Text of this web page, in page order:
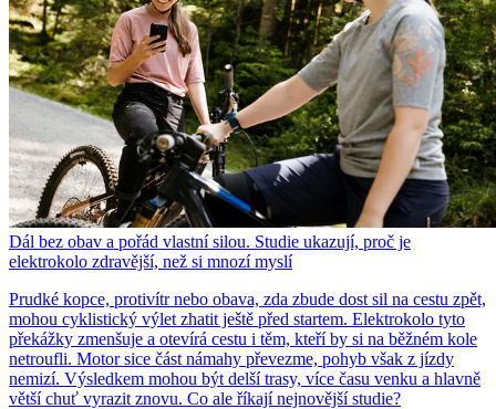
Dál bez obav a pořád vlastní silou. Studie ukazují, proč je
elektrokolo zdravější, než si mnozí myslí
Prudké kopce, protivítr nebo obava, zda zbude dost sil na cestu zpět,
mohou cyklistický výlet zhatit ještě před startem. Elektrokolo tyto
překážky zmenšuje a otevírá cestu i těm, kteří by si na běžném kole
netroufli. Motor sice část námahy převezme, pohyb však z jízdy
nemizí. Výsledkem mohou být delší trasy, více času venku a hlavně
větší chuť vyrazit znovu. Co ale říkají nejnovější studie?